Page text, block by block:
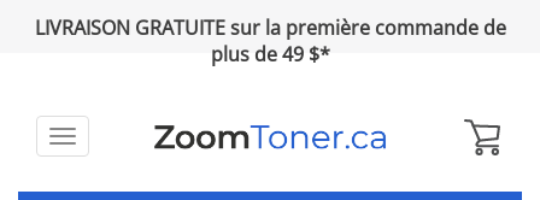
LIVRAISON GRATUITE sur la première commande de
plus de 49 $*
Toggle